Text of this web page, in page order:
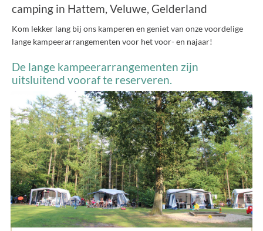
camping in Hattem, Veluwe, Gelderland
Kom lekker lang bij ons kamperen en geniet van onze voordelige
lange kampeerarrangementen voor het voor- en najaar!
De lange kampeerarrangementen zijn
uitsluitend vooraf te reserveren.